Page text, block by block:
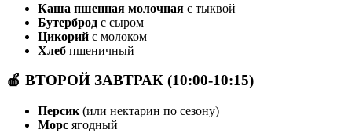
Каша пшенная молочная с тыквой
Бутерброд с сыром
Цикорий с молоком
Хлеб пшеничный
🍎 ВТОРОЙ ЗАВТРАК (10:00-10:15)
Персик (или нектарин по сезону)
Морс ягодный